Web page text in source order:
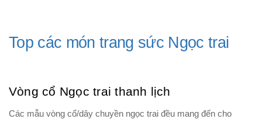
Top các món trang sức Ngọc trai
Vòng cổ Ngọc trai thanh lịch
Các mẫu vòng cổ/dây chuyền ngọc trai đều mang đến cho